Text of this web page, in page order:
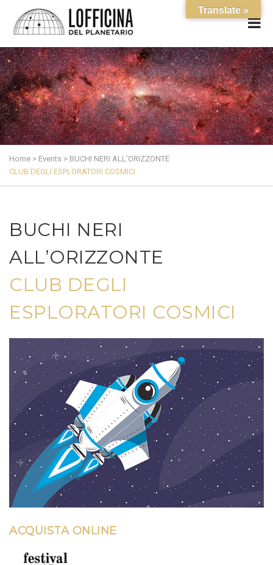
Home > Events > BUCHI NERI ALL’ORIZZONTE
CLUB DEGLI ESPLORATORI COSMICI
BUCHI NERI
ALL’ORIZZONTE
CLUB DEGLI
ESPLORATORI COSMICI
ACQUISTA ONLINE
Translate »